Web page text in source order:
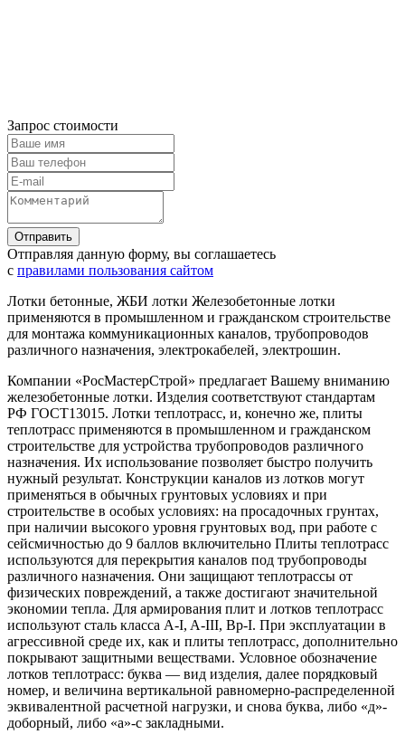
Запрос стоимости
Отправляя данную форму, вы соглашаетесь
с правилами пользования сайтом
Лотки бетонные, ЖБИ лотки Железобетонные лотки
применяются в промышленном и гражданском строительстве
для монтажа коммуникационных каналов, трубопроводов
различного назначения, электрокабелей, электрошин.
Компании «РосМастерСтрой» предлагает Вашему вниманию
железобетонные лотки. Изделия соответствуют стандартам
РФ ГОСТ13015. Лотки теплотрасс, и, конечно же, плиты
теплотрасс применяются в промышленном и гражданском
строительстве для устройства трубопроводов различного
назначения. Их использование позволяет быстро получить
нужный результат. Конструкции каналов из лотков могут
применяться в обычных грунтовых условиях и при
строительстве в особых условиях: на просадочных грунтах,
при наличии высокого уровня грунтовых вод, при работе с
сейсмичностью до 9 баллов включительно Плиты теплотрасс
используются для перекрытия каналов под трубопроводы
различного назначения. Они защищают теплотрассы от
физических повреждений, а также достигают значительной
экономии тепла. Для армирования плит и лотков теплотрасс
используют сталь класса A-I, A-III, Bp-I. При эксплуатации в
агрессивной среде их, как и плиты теплотрасс, дополнительно
покрывают защитными веществами. Условное обозначение
лотков теплотрасс: буква — вид изделия, далее порядковый
номер, и величина вертикальной равномерно-распределенной
эквивалентной расчетной нагрузки, и снова буква, либо «д»-
доборный, либо «а»-с закладными.